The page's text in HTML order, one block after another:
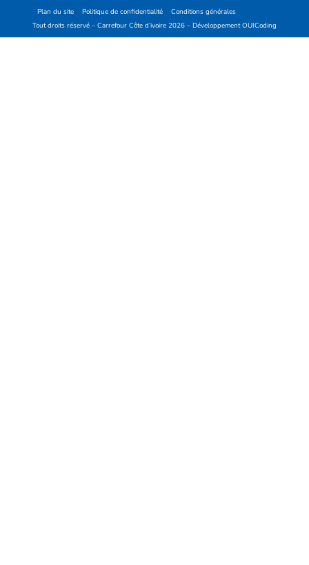
Plan du site Politique de confidentialité
Conditions générales
Tout droits réservé – Carrefour Côte d’ivoire 2026 – DéveloppementOUICoding